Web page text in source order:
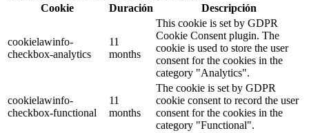
Cookie
Duración Descripción
cookielawinfo-
checkbox-analytics
11
months
This cookie is set by GDPR
Cookie Consent plugin. The
cookie is used to store the user
consent for the cookies in the
category "Analytics".
cookielawinfo-
checkbox-functional
11
months
The cookie is set by GDPR
cookie consent to record the user
consent for the cookies in the
category "Functional".